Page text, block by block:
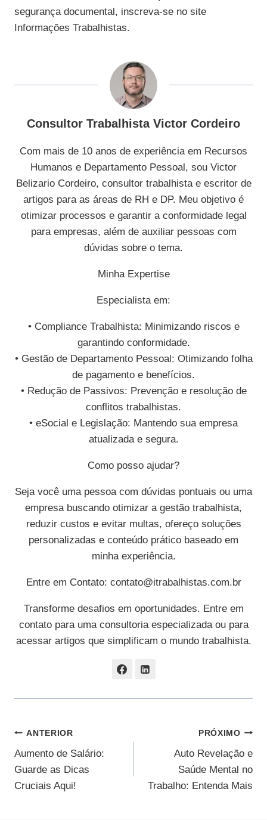
segurança documental, inscreva-se no site
Informações Trabalhistas.
Consultor Trabalhista Victor Cordeiro
Com mais de 10 anos de experiência em Recursos
Humanos e Departamento Pessoal, sou Victor
Belizario Cordeiro, consultor trabalhista e escritor de
artigos para as áreas de RH e DP. Meu objetivo é
otimizar processos e garantir a conformidade legal
para empresas, além de auxiliar pessoas com
dúvidas sobre o tema.
Minha Expertise
Especialista em:
• Compliance Trabalhista: Minimizando riscos e
garantindo conformidade.
• Gestão de Departamento Pessoal: Otimizando folha
de pagamento e benefícios.
• Redução de Passivos: Prevenção e resolução de
conflitos trabalhistas.
• eSocial e Legislação: Mantendo sua empresa
atualizada e segura.
Como posso ajudar?
Seja você uma pessoa com dúvidas pontuais ou uma
empresa buscando otimizar a gestão trabalhista,
reduzir custos e evitar multas, ofereço soluções
personalizadas e conteúdo prático baseado em
minha experiência.
Entre em Contato: contato@itrabalhistas.com.br
Transforme desafios em oportunidades. Entre em
contato para uma consultoria especializada ou para
acessar artigos que simplificam o mundo trabalhista.
Navegação
De
Post
ANTERIOR
Aumento de Salário:
Guarde as Dicas
Cruciais Aqui!
PRÓXIMO
Auto Revelação e
Saúde Mental no
Trabalho: Entenda Mais